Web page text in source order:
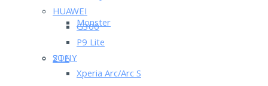
Monster
ZTE
HUAWEI
G300
P9 Lite
SONY
Xperia Arc/Arc S